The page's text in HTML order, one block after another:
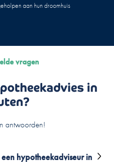
aan hun droomhuis
vragen
in
antwoorden!
hypotheekadviseur in